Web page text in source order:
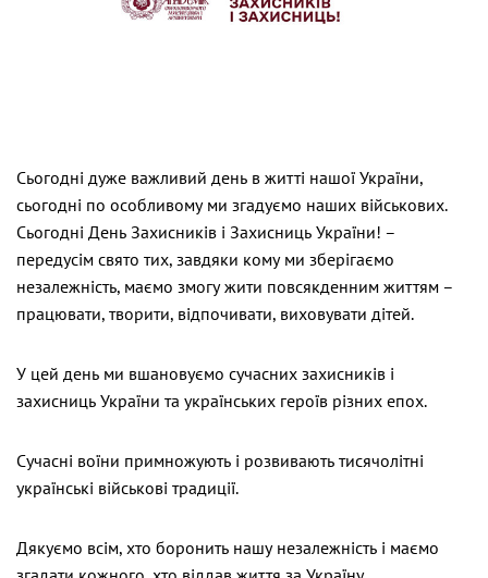
Сьогодні дуже важливий день в житті нашої України,
сьогодні по особливому ми згадуємо наших військових.
Сьогодні День Захисників і Захисниць України! –
передусім свято тих, завдяки кому ми зберігаємо
незалежність, маємо змогу жити повсякденним життям –
працювати, творити, відпочивати, виховувати дітей.
У цей день ми вшановуємо сучасних захисників і
захисниць України та українських героїв різних епох.
Сучасні воїни примножують і розвивають тисячолітні
українські військові традиції.
Дякуємо всім, хто боронить нашу незалежність і маємо